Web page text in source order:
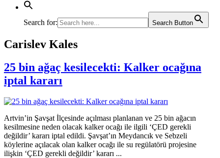
Search for: Search Button
Carislev Kales
25 bin ağaç kesilecekti: Kalker ocağına
iptal kararı
Artvin’in Şavşat İlçesinde açılması planlanan ve 25 bin ağacın
kesilmesine neden olacak kalker ocağı ile ilgili ‘ÇED gerekli
değildir’ kararı iptal edildi. Şavşat’ın Meydancık ve Sebzeli
köylerine açılacak olan kalker ocağı ile su regülatörü projesine
ilişkin ‘ÇED gerekli değildir’ kararı ...